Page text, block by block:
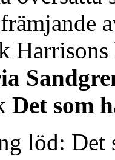
Harrisons
Det som
löd: Det